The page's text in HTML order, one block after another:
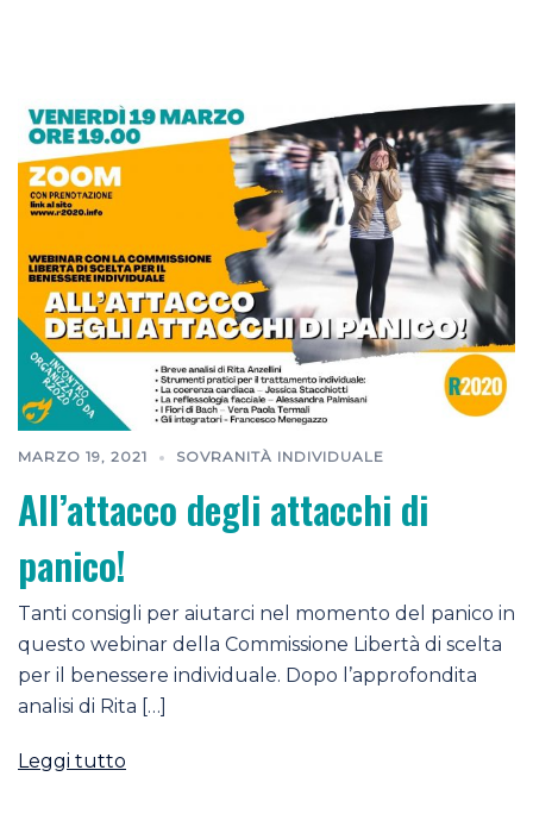
MARZO 19, 2021 SOVRANITÀ INDIVIDUALE
All’attacco degli attacchi di
panico!
Tanti consigli per aiutarci nel momento del panico in
questo webinar della Commissione Libertà di scelta
per il benessere individuale. Dopo l’approfondita
analisi di Rita […]
Leggi tutto